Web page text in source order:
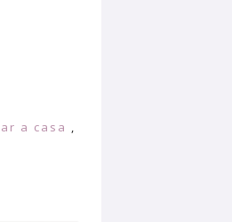
a casa ,